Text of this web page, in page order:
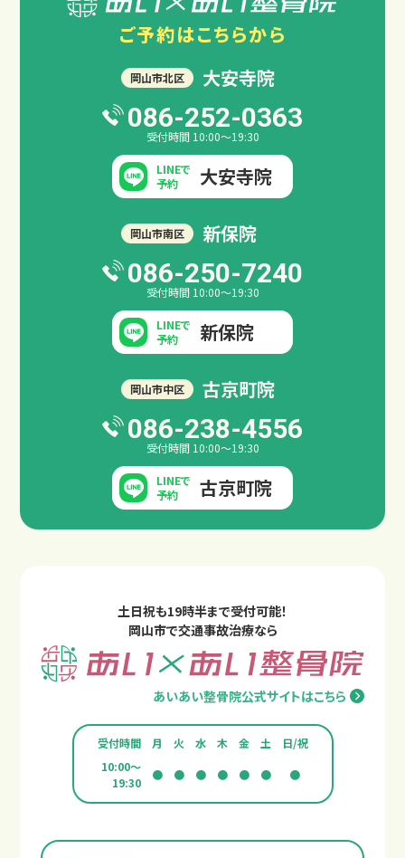
ご予約はこちらから
岡山市北区 大安寺院
086-252-0363
受付時間 10:00～19:30
LINEで
予約
大安寺院
岡山市南区 新保院
086-250-7240
受付時間 10:00～19:30
LINEで
予約
新保院
岡山市中区 古京町院
086-238-4556
受付時間 10:00～19:30
LINEで
予約
古京町院
土日祝も19時半まで受付可能！
岡山市で交通事故治療なら
あいあい整骨院公式サイトはこちら
受付時間 月 火 水 木 金 土
日/祝
10:00～
19:30
● ● ● ● ● ● ●